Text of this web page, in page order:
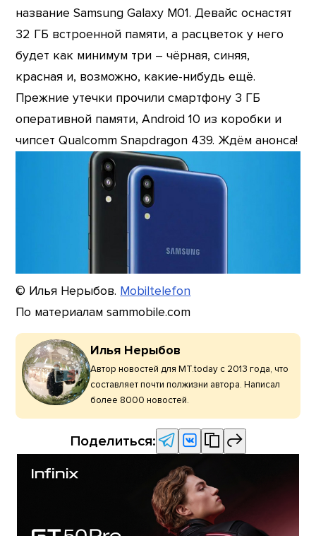
название Samsung Galaxy M01. Девайс оснастят
32 ГБ встроенной памяти, а расцветок у него
будет как минимум три – чёрная, синяя,
красная и, возможно, какие-нибудь ещё.
Прежние утечки прочили смартфону 3 ГБ
оперативной памяти, Android 10 из коробки и
чипсет Qualcomm Snapdragon 439. Ждём анонса!
© Илья Нерыбов. Mobiltelefon
По материалам sammobile.com
Илья Нерыбов
Автор новостей для MT.today с 2013 года, что
составляет почти полжизни автора. Написал
более 8000 новостей.
Поделиться: